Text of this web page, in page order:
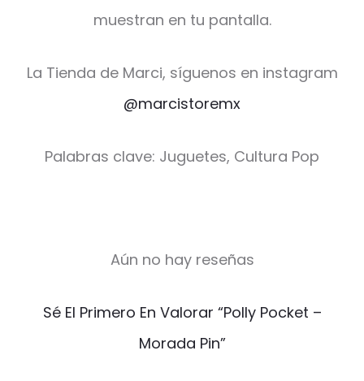
muestran en tu pantalla.
La Tienda de Marci, síguenos en instagram
@marcistoremx
Palabras clave: Juguetes, Cultura Pop
Aún no hay reseñas
Sé El Primero En Valorar “Polly Pocket –
Morada Pin”